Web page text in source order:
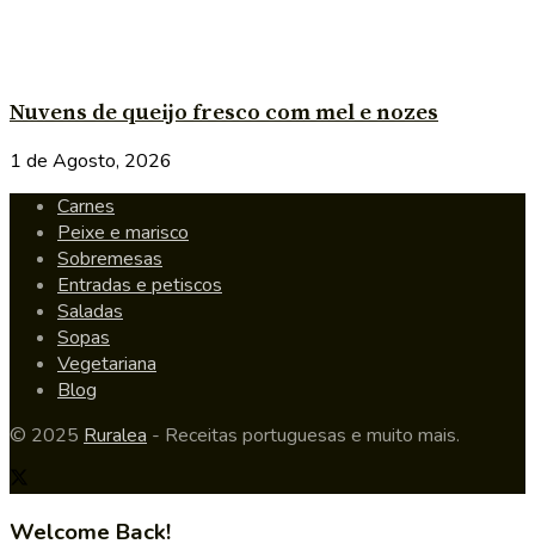
Nuvens de queijo fresco com mel e nozes
1 de Agosto, 2026
Carnes
Peixe e marisco
Sobremesas
Entradas e petiscos
Saladas
Sopas
Vegetariana
Blog
© 2025 Ruralea - Receitas portuguesas e muito mais.
Welcome Back!